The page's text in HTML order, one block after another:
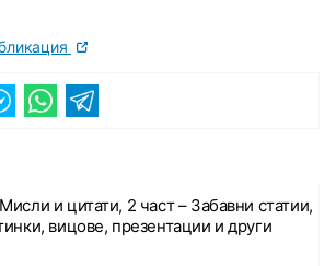
и цитати, 2 част – Забавни статии,
вицове, презентации и други